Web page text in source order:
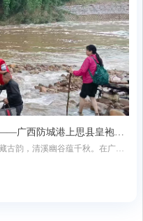
古韵，清溪幽谷蕴千秋。在广西
山之间，携六百年帝王传说，揽